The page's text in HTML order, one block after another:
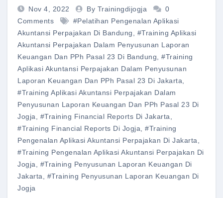
Nov 4, 2022 By Trainingdijogja
0
Comments
#pelatihan Pengenalan Aplikasi
Akuntansi Perpajakan Di Bandung, #training Aplikasi
Akuntansi Perpajakan Dalam Penyusunan Laporan
Keuangan Dan PPh Pasal 23 Di Bandung, #training
Aplikasi Akuntansi Perpajakan Dalam Penyusunan
Laporan Keuangan Dan PPh Pasal 23 Di Jakarta,
#training Aplikasi Akuntansi Perpajakan Dalam
Penyusunan Laporan Keuangan Dan PPh Pasal 23 Di
Jogja, #training Financial Reports Di Jakarta,
#training Financial Reports Di Jogja, #training
Pengenalan Aplikasi Akuntansi Perpajakan Di Jakarta,
#training Pengenalan Aplikasi Akuntansi Perpajakan Di
Jogja, #training Penyusunan Laporan Keuangan Di
Jakarta, #training Penyusunan Laporan Keuangan Di
Jogja